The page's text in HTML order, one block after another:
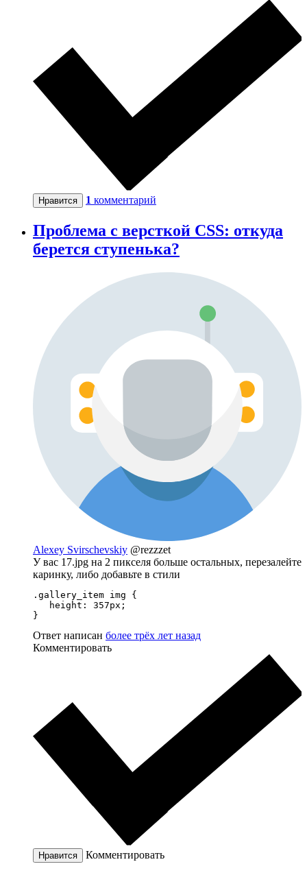
Нравится 1 комментарий
Проблема с версткой CSS: откуда
берется ступенька?
Alexey Svirschevskiy @rezzzet
У вас 17.jpg на 2 пикселя больше остальных, перезалейте
каринку, либо добавьте в стили
.gallery_item img {
   height: 357px;
}
Ответ написан более трёх лет назад
Комментировать
Нравится Комментировать